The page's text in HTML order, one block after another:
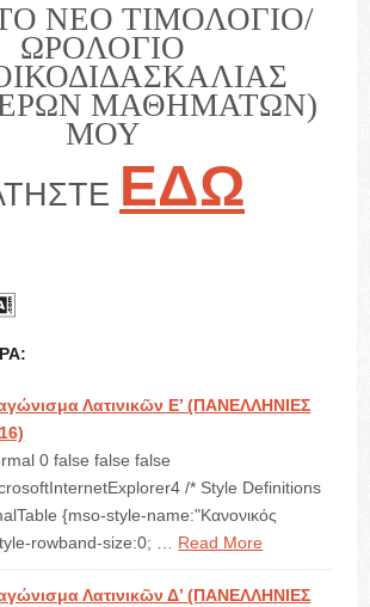
ΝΕΟ ΤΙΜΟΛΟΓΙΟ/
ΩΡΟΛΟΓΙΟ
ΜΑΘΗΜΑΤΩΝ)
ΜΟΥ
ΕΔΩ
Λατινικῶν E’ (ΠΑΝΕΛΛΗΝΙΕΣ
0 false false false
/* Style Definitions
{mso-style-name:"Κανονικός
rowband-size:0; … Read More
Λατινικῶν Δ’ (ΠΑΝΕΛΛΗΝΙΕΣ